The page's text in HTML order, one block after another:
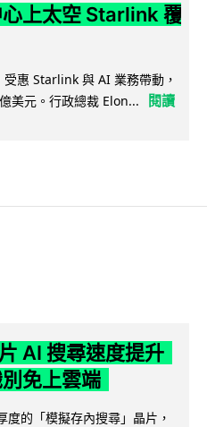
上太空 Starlink 覆
惠 Starlink 與 AI 業務帶動，
美元。行政總裁 Elon...
閱讀
AI 搜尋速度提升
免上雲端
的「模擬存內搜尋」晶片，